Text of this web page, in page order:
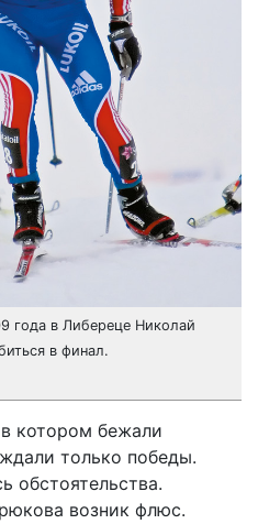
года в Либереце Николай
в финал.
котором бежали
только победы.
обстоятельства.
возник флюс.